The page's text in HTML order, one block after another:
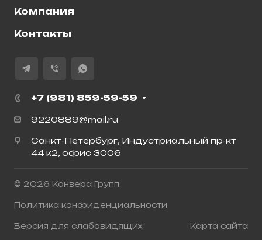
Компания
Контакты
+7 (981) 859-59-59
9220889@mail.ru
Санкт-Петербург, Индустриальный пр-кт
44 к2, офис 3006
© 2026 Конвера Групп
Политика конфиденциальности
Версия для слабовидящих Карта сайта